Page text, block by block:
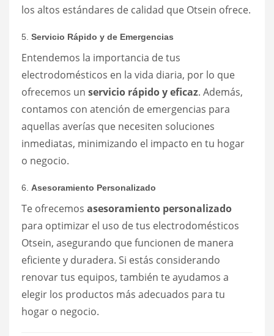
los altos estándares de calidad que Otsein ofrece.
5. Servicio Rápido y de Emergencias
Entendemos la importancia de tus
electrodomésticos en la vida diaria, por lo que
ofrecemos un servicio rápido y eficaz. Además,
contamos con atención de emergencias para
aquellas averías que necesiten soluciones
inmediatas, minimizando el impacto en tu hogar
o negocio.
6. Asesoramiento Personalizado
Te ofrecemos asesoramiento personalizado
para optimizar el uso de tus electrodomésticos
Otsein, asegurando que funcionen de manera
eficiente y duradera. Si estás considerando
renovar tus equipos, también te ayudamos a
elegir los productos más adecuados para tu
hogar o negocio.